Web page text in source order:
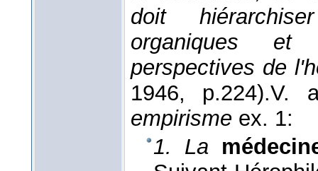
doit
organiques et
perspectives de
1946, p.224).V.
empirisme ex. 1:
1. La